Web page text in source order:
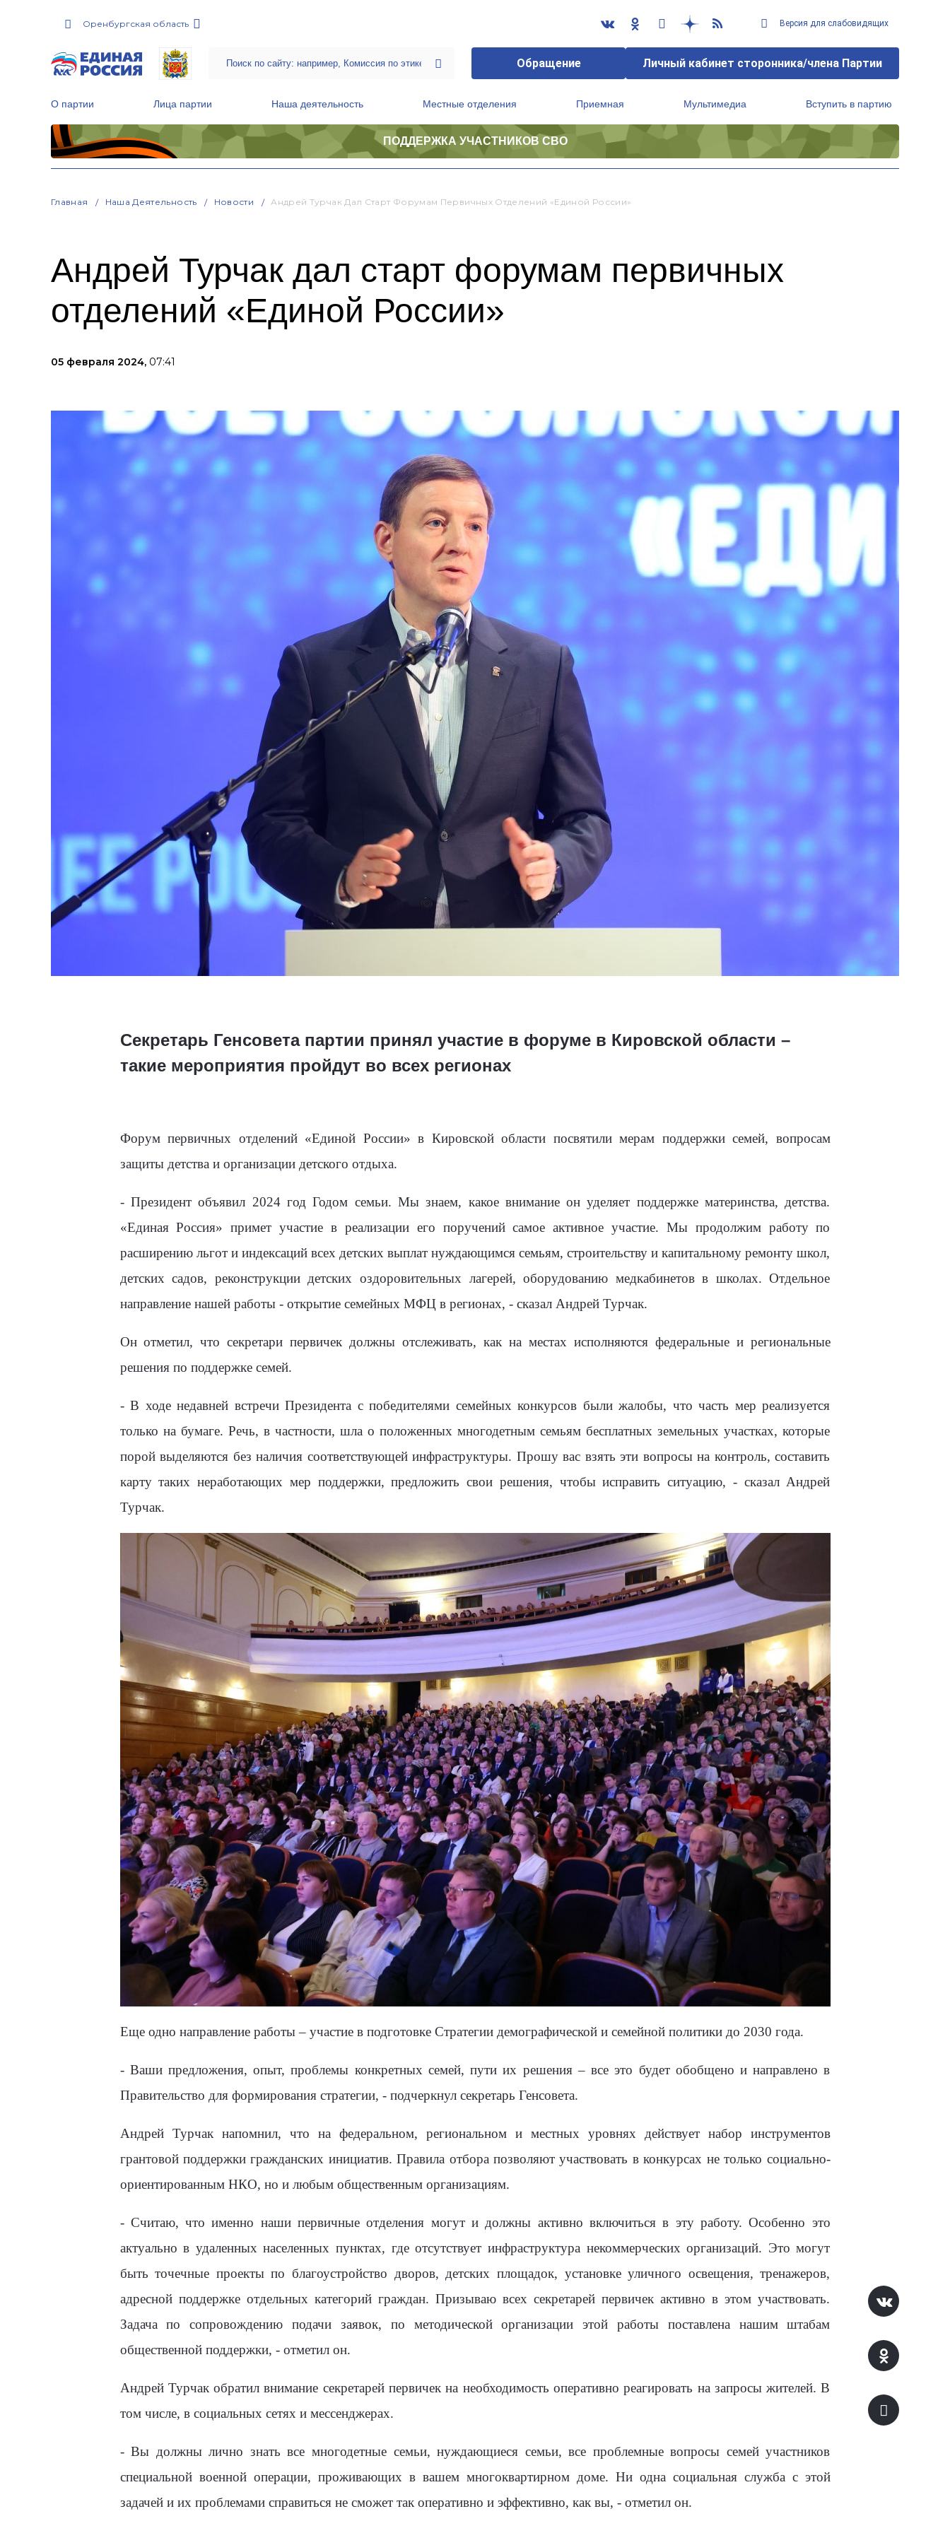
Оренбургская область Версия для слабовидящих
Обращение Личный кабинет сторонника/члена Партии
О партии Лица партии Наша деятельность Местные отделения Приемная Мультимедиа Вступить в партию
ПОДДЕРЖКА УЧАСТНИКОВ СВО
Главная Наша Деятельность Новости Андрей Турчак Дал Старт Форумам Первичных Отделений «Единой России»
Андрей Турчак дал старт форумам первичных
отделений «Единой России»
05 февраля 2024, 07:41
Секретарь Генсовета партии принял участие в форуме в Кировской области –
такие мероприятия пройдут во всех регионах
Форум первичных отделений «Единой России» в Кировской области посвятили мерам поддержки семей, вопросам
защиты детства и организации детского отдыха.
- Президент объявил 2024 год Годом семьи. Мы знаем, какое внимание он уделяет поддержке материнства, детства.
«Единая Россия» примет участие в реализации его поручений самое активное участие. Мы продолжим работу по
расширению льгот и индексаций всех детских выплат нуждающимся семьям, строительству и капитальному ремонту школ,
детских садов, реконструкции детских оздоровительных лагерей, оборудованию медкабинетов в школах. Отдельное
направление нашей работы - открытие семейных МФЦ в регионах, - сказал Андрей Турчак.
Он отметил, что секретари первичек должны отслеживать, как на местах исполняются федеральные и региональные
решения по поддержке семей.
- В ходе недавней встречи Президента с победителями семейных конкурсов были жалобы, что часть мер реализуется
только на бумаге. Речь, в частности, шла о положенных многодетным семьям бесплатных земельных участках, которые
порой выделяются без наличия соответствующей инфраструктуры. Прошу вас взять эти вопросы на контроль, составить
карту таких неработающих мер поддержки, предложить свои решения, чтобы исправить ситуацию, - сказал Андрей
Турчак.
Еще одно направление работы – участие в подготовке Стратегии демографической и семейной политики до 2030 года.
- Ваши предложения, опыт, проблемы конкретных семей, пути их решения – все это будет обобщено и направлено в
Правительство для формирования стратегии, - подчеркнул секретарь Генсовета.
Андрей Турчак напомнил, что на федеральном, региональном и местных уровнях действует набор инструментов
грантовой поддержки гражданских инициатив. Правила отбора позволяют участвовать в конкурсах не только социально-
ориентированным НКО, но и любым общественным организациям.
- Считаю, что именно наши первичные отделения могут и должны активно включиться в эту работу. Особенно это
актуально в удаленных населенных пунктах, где отсутствует инфраструктура некоммерческих организаций. Это могут
быть точечные проекты по благоустройство дворов, детских площадок, установке уличного освещения, тренажеров,
адресной поддержке отдельных категорий граждан. Призываю всех секретарей первичек активно в этом участвовать.
Задача по сопровождению подачи заявок, по методической организации этой работы поставлена нашим штабам
общественной поддержки, - отметил он.
Андрей Турчак обратил внимание секретарей первичек на необходимость оперативно реагировать на запросы жителей. В
том числе, в социальных сетях и мессенджерах.
- Вы должны лично знать все многодетные семьи, нуждающиеся семьи, все проблемные вопросы семей участников
специальной военной операции, проживающих в вашем многоквартирном доме. Ни одна социальная служба с этой
задачей и их проблемами справиться не сможет так оперативно и эффективно, как вы, - отметил он.